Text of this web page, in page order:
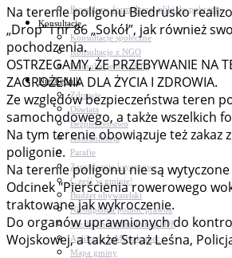
Procedury, formularze, pliki do pobrania
Konsultacje
Konsultacje społeczne
Konsultacje z NGO
Konsultacje dot. dróg
Niezbędnik
Zdrowie
Oświata
Bezpieczeństwo
Komunikacja
Parafie
Zarządzanie kryzysowe
C.ześć w gminie!
Budżet obywatelski
Nieodpłatna pomoc prawna
Niezbędnik mieszkańca PDF
Aplikacja mMieszkaniec
Mapa gminy
Na terenie poligonu Biedrusko
„Drop” i nr 86 „Sokół”, jak również
pochodzenia.
OSTRZEGAMY, ŻE PRZEBYWANIE NA
ZAGROŻENIA DLA ŻYCIA I ZDROWIA.
Ze względów bezpieczeństwa teren
samochodowego, a także wszelkich
Na tym terenie obowiązuje też zakaz
poligonie.
Na terenie poligonu nie są
Odcinek "Pierścienia rowerowego
traktowane jak wykroczenie.
Do organów uprawnionych do
Wojskowej, a także Straż Leśna,